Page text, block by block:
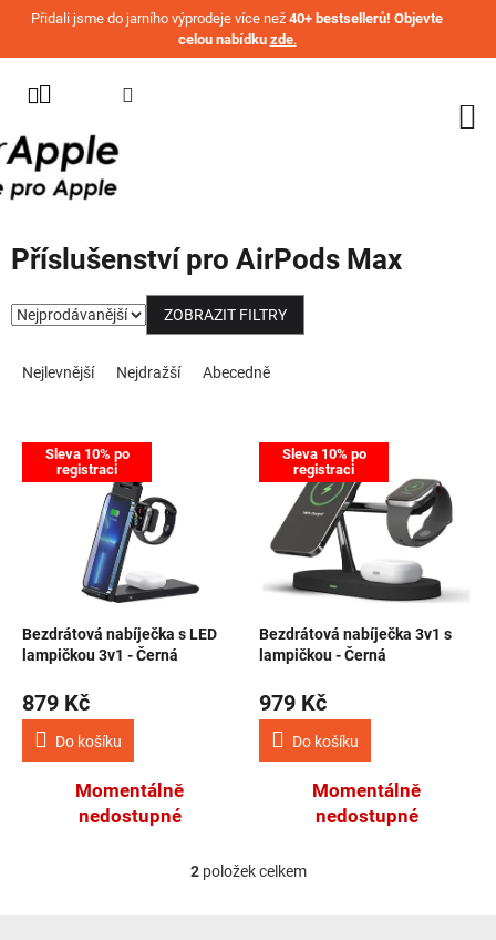
Přejít na obsah
Přidali jsme do jarního výprodeje více než 40+ bestsellerů! Objevte
celou nabídku zde.
IPHONE
MACBOOK
AIRPODS
AKČNÍ
NOVINKY
Příslušenství pro AirPods Max
ZOBRAZIT FILTRY
Nejlevnější Nejdražší Abecedně
Výpis produktů
Sleva 10% po
registraci
Bezdrátová nabíječka s LED
lampičkou 3v1 - Černá
879 Kč
Do košíku
Momentálně
nedostupné
Sleva 10% po
registraci
Bezdrátová nabíječka 3v1 s
lampičkou - Černá
979 Kč
Do košíku
Momentálně
nedostupné
Ovládací prvky výpisu
2položek celkem